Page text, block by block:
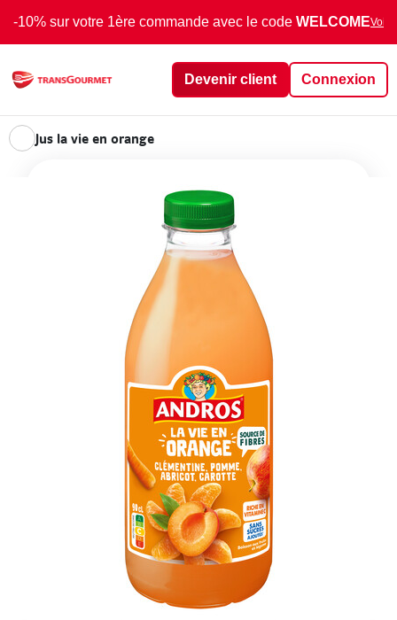
-10% sur votre 1ère commande avec le code WELCOMEVoir
Devenir client Connexion
Jus la vie en orange